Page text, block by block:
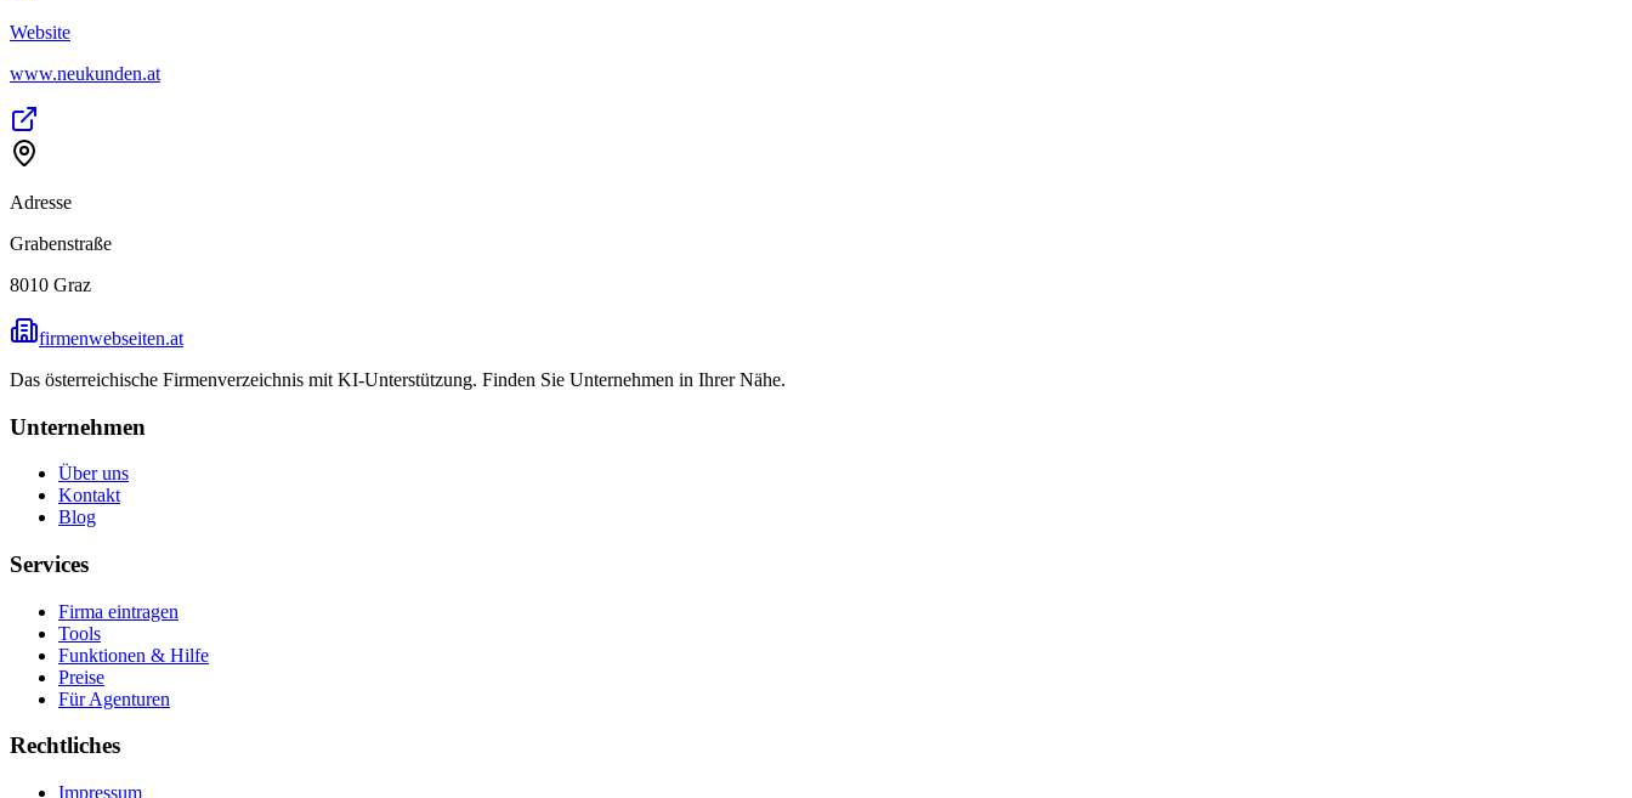
Website
www.neukunden.at
Adresse
Grabenstraße
8010 Graz
firmenwebseiten.at
Das österreichische Firmenverzeichnis mit KI-Unterstützung. Finden Sie Unternehmen in Ihrer Nähe.
Unternehmen
Über uns
Kontakt
Blog
Services
Firma eintragen
Tools
Funktionen & Hilfe
Preise
Für Agenturen
Rechtliches
Impressum